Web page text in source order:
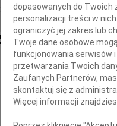
DATA EMISJI: 10.04.2010
W
dopasowanych do Twoich
personalizacji treści w
ograniczyć jej zakres lub
Twoje dane osobowe
funkcjonowania serwisów i
przetwarzania Twoich
Zaufanych Partnerów,
skontaktuj się z
Więcej informacji